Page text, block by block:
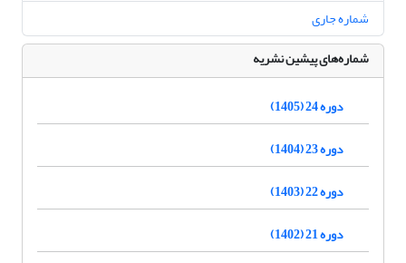
شماره جاری
شماره‌های پیشین نشریه
دوره 24 (1405)
دوره 23 (1404)
دوره 22 (1403)
دوره 21 (1402)